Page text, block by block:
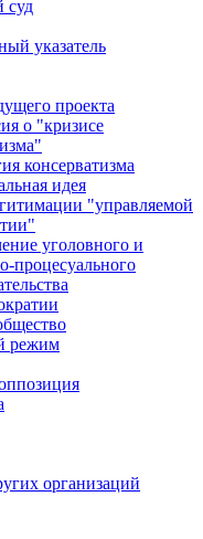
суд
указатель
проекта
о "кризисе
консерватизма
идея
"управляемой
уголовного и
процесуального
режим
организаций